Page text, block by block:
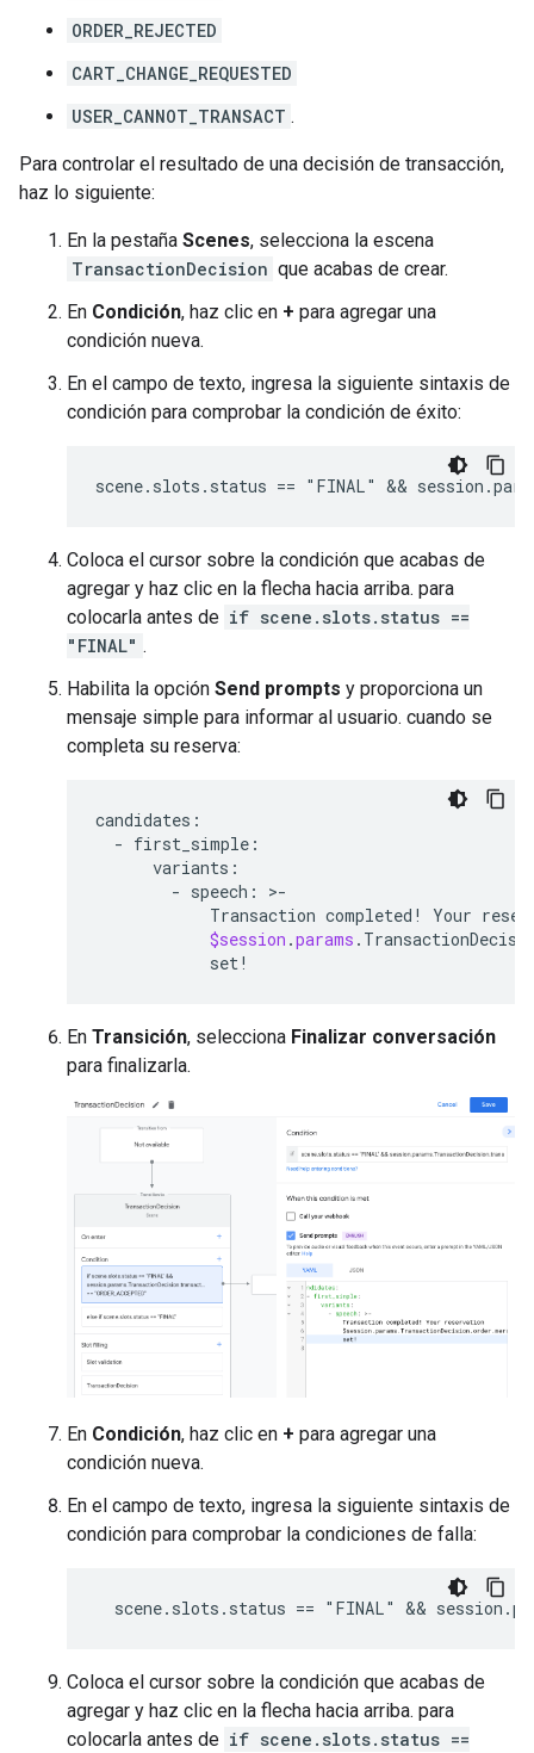
ORDER_REJECTED
CART_CHANGE_REQUESTED
USER_CANNOT_TRANSACT .
Para controlar el resultado de una decisión de transacción,
haz lo siguiente:
En la pestaña Scenes, selecciona la escena
TransactionDecision que acabas de crear.
En Condición, haz clic en + para agregar una
condición nueva.
En el campo de texto, ingresa la siguiente sintaxis de
condición para comprobar la condición de éxito:
Coloca el cursor sobre la condición que acabas de
agregar y haz clic en la flecha hacia arriba. para
colocarla antes de if scene.slots.status ==
"FINAL" .
Habilita la opción Send prompts y proporciona un
mensaje simple para informar al usuario. cuando se
completa su reserva:
candidates:
  -
first_simple:
variants:
        -
speech:
>-
Transaction completed ! Your
$session .params .
set
En Transición, selecciona Finalizar conversación
para finalizarla.
En Condición, haz clic en + para agregar una
condición nueva.
En el campo de texto, ingresa la siguiente sintaxis de
condición para comprobar la condiciones de falla:
Coloca el cursor sobre la condición que acabas de
agregar y haz clic en la flecha hacia arriba. para
colocarla antes de if scene.slots.status ==